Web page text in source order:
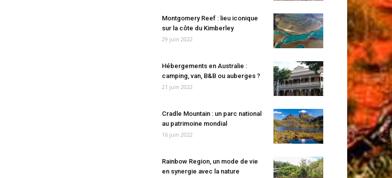
Montgomery Reef : lieu iconique
sur la côte du Kimberley
29 juin 2022
Hébergements en Australie :
camping, van, B&B ou auberges ?
21 juin 2022
Cradle Mountain : un parc national
au patrimoine mondial
16 juin 2022
Rainbow Region, un mode de vie
en synergie avec la nature